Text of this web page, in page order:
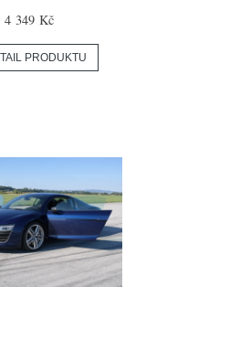
4 349 Kč
PRODUKTU